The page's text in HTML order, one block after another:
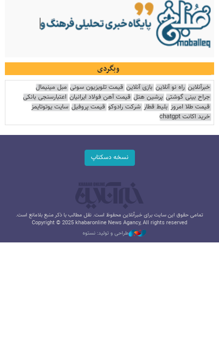
وبگردی
خبرآنلاین راه نو آنلاین بازی آنلاین قیمت تلویزیون سونی مبل مینیمال
جراح بینی گوشتی پرشین هتل قیمت آهن فولاد ایرانیان اعتبارسنجی بانکی
قیمت طلا امروز بلیط قطار شرکت رادوکو قیمت پروفیل سایت یوتوتایمز
خرید اکانت chatgpt
نسخه دسکتاپ
تمامی حقوق این سایت برای خبرآنلاین محفوظ است. نقل مطالب با ذکر منبع بلامانع است.
Copyright © 2025 khabaronline News Agancy, All rights reserved
طراحی و تولید: نستوه